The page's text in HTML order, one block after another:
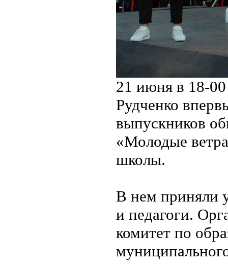
21 июня в 18-
Рудченко
выпускников
«Молодые
школы.
В нем приняли
и педагоги.
комитет по